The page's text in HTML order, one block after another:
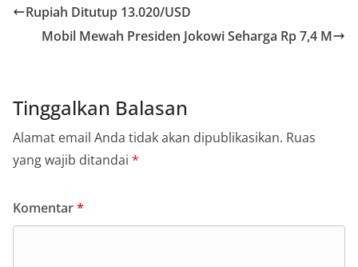
Rupiah Ditutup 13.020/USD
Mobil Mewah Presiden Jokowi Seharga Rp 7,4 M
Tinggalkan Balasan
Alamat email Anda tidak akan dipublikasikan. Ruas
yang wajib ditandai *
Komentar*